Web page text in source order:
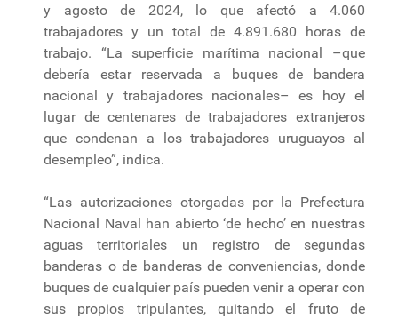
y agosto de 2024, lo que afectó a 4.060
trabajadores y un total de 4.891.680 horas de
trabajo. “La superficie marítima nacional –que
debería estar reservada a buques de bandera
nacional y trabajadores nacionales– es hoy el
lugar de centenares de trabajadores extranjeros
que condenan a los trabajadores uruguayos al
desempleo”, indica.
“Las autorizaciones otorgadas por la Prefectura
Nacional Naval han abierto ‘de hecho’ en nuestras
aguas territoriales un registro de segundas
banderas o de banderas de conveniencias, donde
buques de cualquier país pueden venir a operar con
sus propios tripulantes, quitando el fruto de